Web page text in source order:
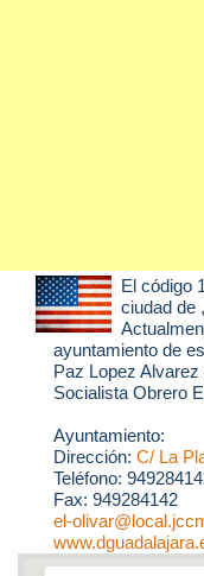
El código
ciudad de
ayuntamiento de
Paz Lopez
Socialista Obrero
Ayuntamiento:
Dirección: C/ La
Teléfono:
Fax: 949284142
el-